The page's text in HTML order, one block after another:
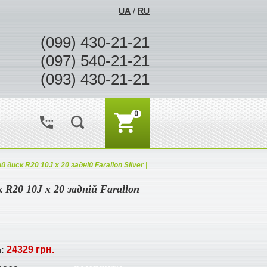
UA / RU
(099) 430-21-21
(097) 540-21-21
(093) 430-21-21
0
диск R20 10J x 20 задній Farallon Silver |
R20 10J x 20 задній Farallon
24329 грн.